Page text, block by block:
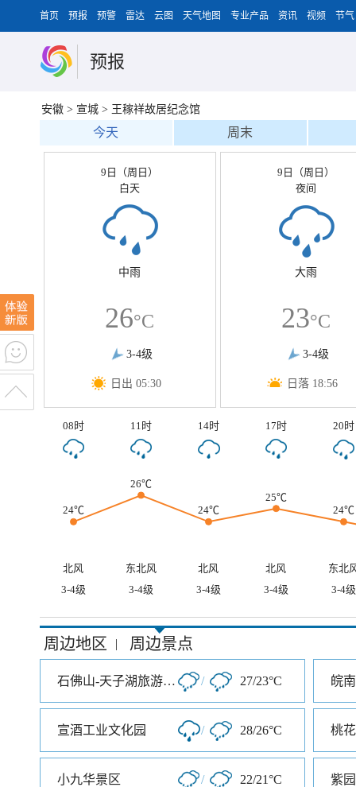
首页 预报 预警 雷达 云图 天气地图 专业产品 资讯 视频 节气
预报
安徽 > 宣城 > 王稼祥故居纪念馆
今天 周末
9日（周日）
白天
中雨
26°C
3-4级
日出 05:30
9日（周日）
夜间
大雨
23°C
3-4级
日落 18:56
08时 11时 14时 17时 20时
24℃
26℃
24℃
25℃
24℃
北风 东北风 北风 北风
东北
3-4级
3-4级 3-4级 3-4级 3-4级
周边地区 | 周边景点
石佛山-天子湖旅游风景区 / 27/23°C 皖
宣酒工业文化园 / 28/26°C 桃
小九华景区 / 22/21°C 紫园